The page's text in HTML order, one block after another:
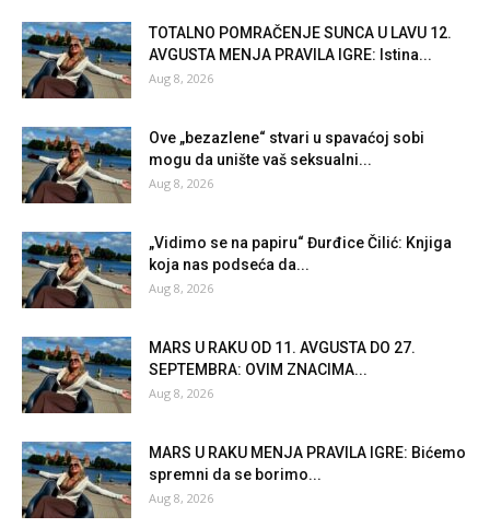
TOTALNO POMRAČENJE SUNCA U LAVU 12.
AVGUSTA MENJA PRAVILA IGRE: Istina...
Aug 8, 2026
Ove „bezazlene“ stvari u spavaćoj sobi
mogu da unište vaš seksualni...
Aug 8, 2026
„Vidimo se na papiru“ Đurđice Čilić: Knjiga
koja nas podseća da...
Aug 8, 2026
MARS U RAKU OD 11. AVGUSTA DO 27.
SEPTEMBRA: OVIM ZNACIMA...
Aug 8, 2026
MARS U RAKU MENJA PRAVILA IGRE: Bićemo
spremni da se borimo...
Aug 8, 2026